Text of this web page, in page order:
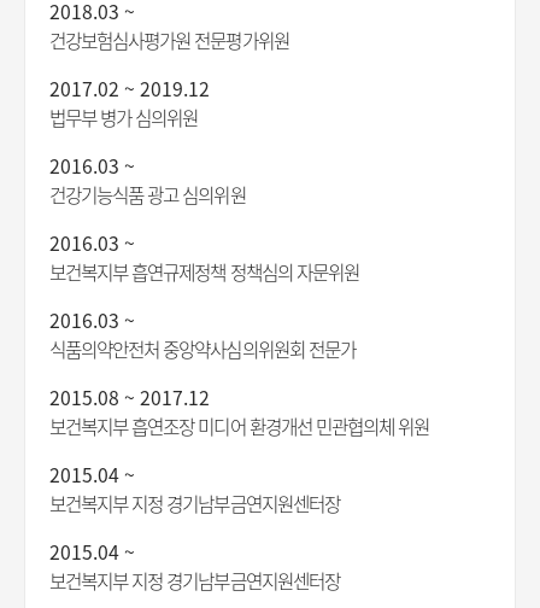
2018.03 ~
건강보험심사평가원 전문평가위원
2017.02 ~ 2019.12
법무부 병가 심의위원
2016.03 ~
건강기능식품 광고 심의위원
2016.03 ~
보건복지부 흡연규제정책 정책심의 자문위원
2016.03 ~
식품의약안전처 중앙약사심의위원회 전문가
2015.08 ~ 2017.12
보건복지부 흡연조장 미디어 환경개선 민관협의체 위원
2015.04 ~
보건복지부 지정 경기남부금연지원센터장
2015.04 ~
보건복지부 지정 경기남부금연지원센터장